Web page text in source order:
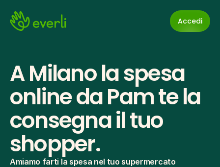
Accedi
A Milano la spesa
online da Pam te la
consegna il tuo
shopper.
Amiamo farti la spesa nel tuo supermercato